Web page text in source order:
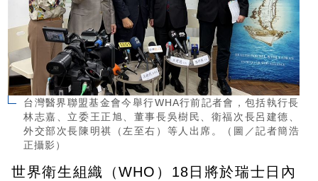
台灣醫界聯盟基金會今舉行WHA行前記者會，包括執行長
林志嘉、立委王正旭、董事長吳樹民、衛福次長呂建德、
外交部次長陳明祺（左至右）等人出席。（圖／記者簡浩
正攝影）
世界衛生組織（WHO）18日將於瑞士日內